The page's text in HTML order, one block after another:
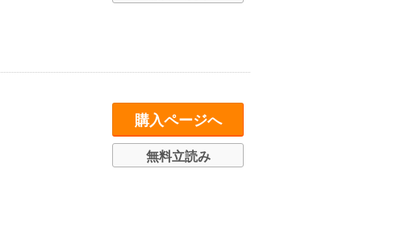
購入ページへ
無料立読み